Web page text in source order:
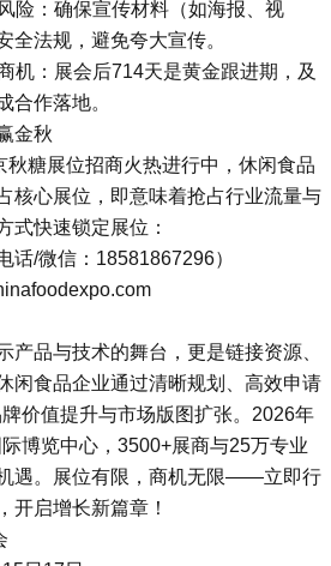
险：确保宣传材料（如海报、视
全法规，避免夸大宣传。
机：展会后714天是黄金跟进期，及
合作落地。
金秋
秋糖展位招商火热进行中，休闲食品
核心展位，即意味着抢占行业流量与
式快速锁定展位：
话/微信：18581867296）
产品与技术的舞台，更是链接资源、
闲食品企业通过清晰规划、高效申请
价值提升与市场版图扩张。2026年
博览中心，3500+展商与25万专业
遇。展位有限，商机无限——立即行
开启增长新篇章！